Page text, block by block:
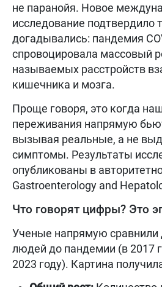
не паранойя. Новое
исследование подтвердило
догадывались: пандемия
спровоцировала массовый
называемых расстройств
кишечника и мозга.
Проще говоря, это когда
переживания напрямую
вызывая реальные, а не
симптомы. Результаты
опубликованы в
Gastroenterology and
Что говорят цифры? Это
Ученые напрямую сравнили
людей до пандемии (в 2017
2023 году). Картина